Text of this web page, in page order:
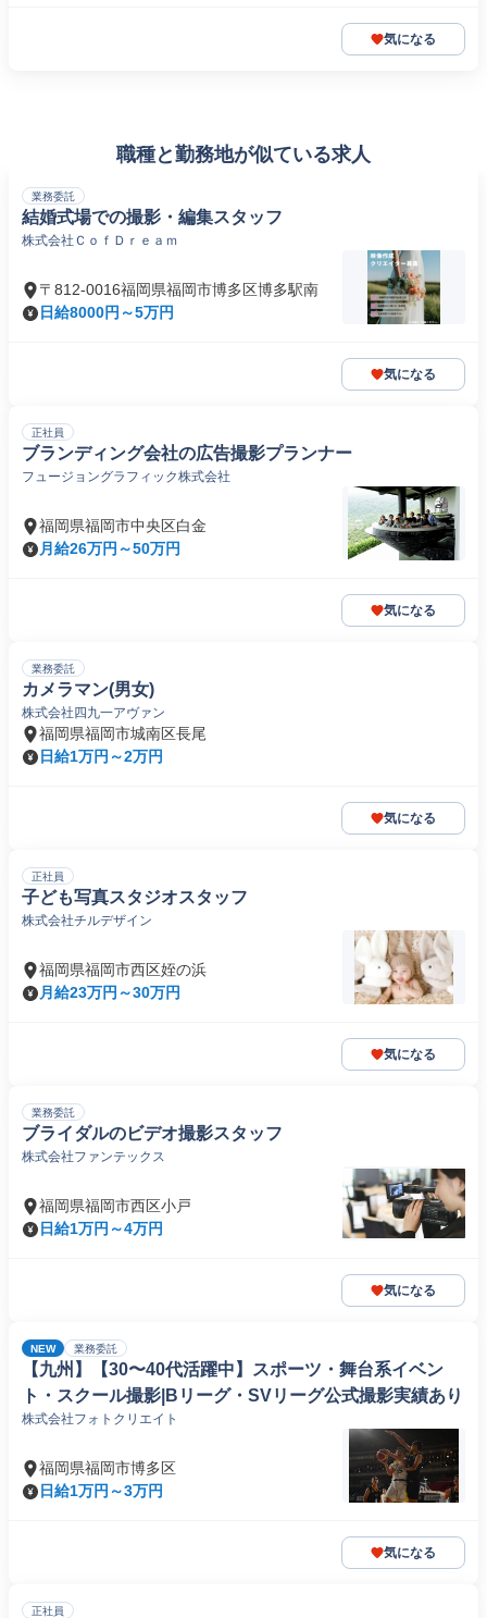
気になる
職種と勤務地が似ている求人
業務委託
結婚式場での撮影・編集スタッフ
株式会社ＣｏｆＤｒｅａｍ
〒812-0016福岡県福岡市博多区博多駅南
日給8000円～5万円
気になる
正社員
ブランディング会社の広告撮影プランナー
フュージョングラフィック株式会社
福岡県福岡市中央区白金
月給26万円～50万円
気になる
業務委託
カメラマン(男女)
株式会社四九一アヴァン
福岡県福岡市城南区長尾
日給1万円～2万円
気になる
正社員
子ども写真スタジオスタッフ
株式会社チルデザイン
福岡県福岡市西区姪の浜
月給23万円～30万円
気になる
業務委託
ブライダルのビデオ撮影スタッフ
株式会社ファンテックス
福岡県福岡市西区小戸
日給1万円～4万円
気になる
NEW 業務委託
【九州】【30〜40代活躍中】スポーツ・舞台系イベン
ト・スクール撮影|Bリーグ・SVリーグ公式撮影実績あり
株式会社フォトクリエイト
福岡県福岡市博多区
日給1万円～3万円
気になる
正社員